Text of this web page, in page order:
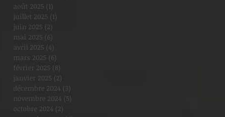
août 2025 (1)
juillet 2025 (1)
juin 2025 (2)
mai 2025 (6)
avril 2025 (4)
mars 2025 (6)
février 2025 (8)
janvier 2025 (2)
décembre 2024 (3)
novembre 2024 (5)
octobre 2024 (2)